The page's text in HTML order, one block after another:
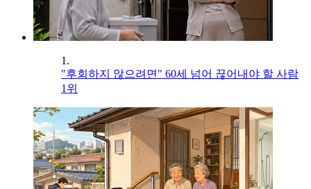
1.
"후회하지 않으려면" 60세 넘어 끊어내야 할 사람
1위